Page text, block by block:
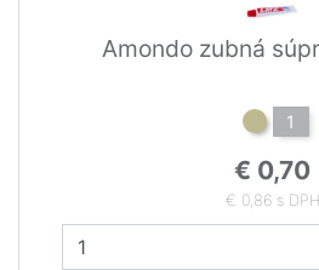
Amondo zubná
1
€ 0,70
€ 0,86 s DPH